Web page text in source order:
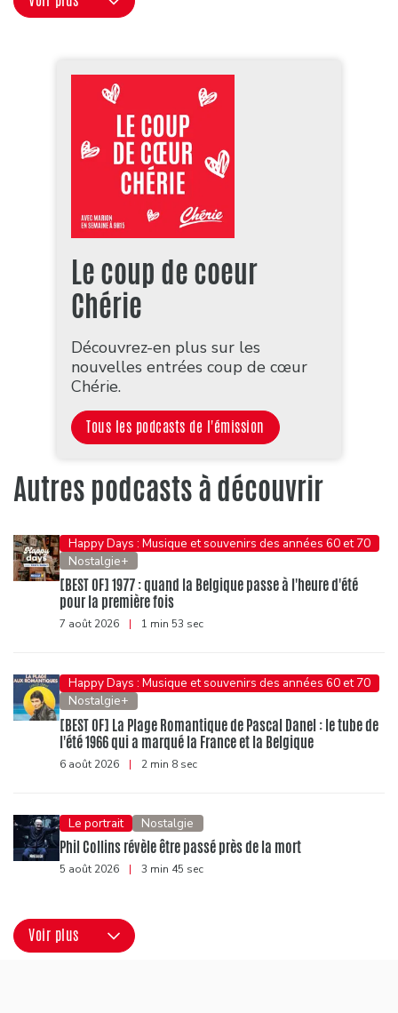
Le coup de coeur
Chérie
Découvrez-en plus sur les
nouvelles entrées coup de cœur
Chérie.
Tous les podcasts de l'émission
Autres podcasts à découvrir
Happy Days : Musique et souvenirs des années 60 et 70
Nostalgie+
[BEST OF] 1977 : quand la Belgique passe à l'heure d'été
pour la première fois
7 août 2026 | 1 min 53 sec
Happy Days : Musique et souvenirs des années 60 et 70
Nostalgie+
[BEST OF] La Plage Romantique de Pascal Danel : le tube de
l'été 1966 qui a marqué la France et la Belgique
6 août 2026 | 2 min 8 sec
Le portrait Nostalgie
Phil Collins révèle être passé près de la mort
5 août 2026 | 3 min 45 sec
Voir plus